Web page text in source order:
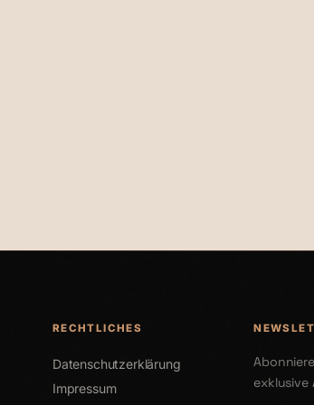
RECHTLICHES
Datenschutzerklärung
Impressum
exklusive